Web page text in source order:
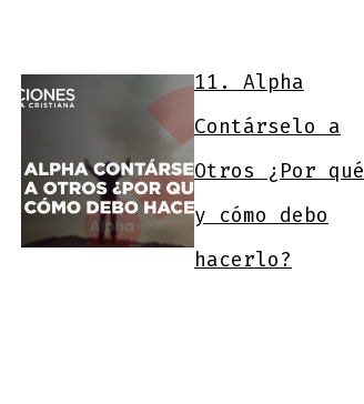
11. Alpha
Contárselo a
Otros ¿Por qué
y cómo debo
hacerlo?